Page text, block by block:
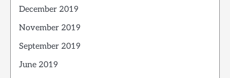
December 2019
November 2019
September 2019
June 2019